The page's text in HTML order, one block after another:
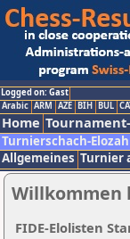
Logged on: Gast
Arabic ARM AZE BIH BUL
Home
Turnierschach-
Allgemeines Turnier
Willkommen
FIDE-Elolisten